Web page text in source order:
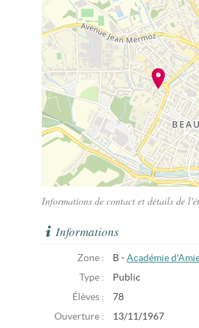
Informations de contact et détails de
Informations
Zone : B - Académie
Type :
Public
Élèves :
78
Ouverture :
13/11/1967